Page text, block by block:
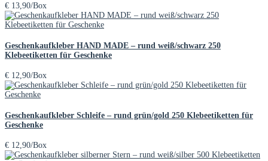
€ 13,90/Box
Geschenkaufkleber HAND MADE – rund weiß/schwarz 250
Klebeetiketten für Geschenke
€ 12,90/Box
Geschenkaufkleber Schleife – rund grün/gold 250 Klebeetiketten für
Geschenke
€ 12,90/Box